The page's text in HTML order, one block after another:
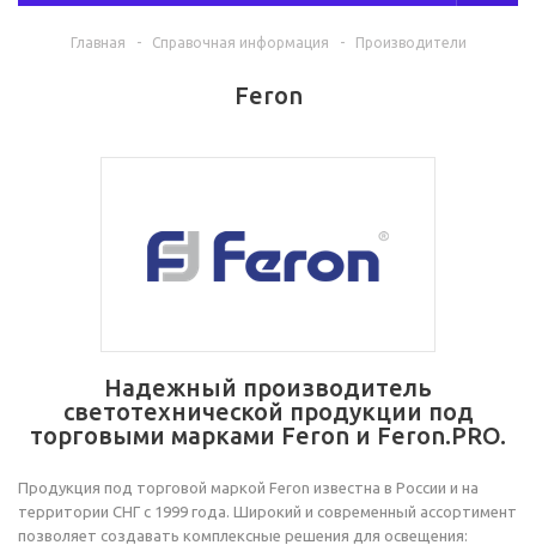
Главная - Справочная информация - Производители
Feron
Надежный производитель
светотехнической продукции под
торговыми марками Feron и Feron.PRO.
Продукция под торговой маркой Feron известна в России и на
территории СНГ с 1999 года. Широкий и современный ассортимент
позволяет создавать комплексные решения для освещения: